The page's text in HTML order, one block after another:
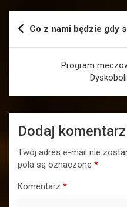
Nawigacja
wpisu
Co z nami będzie gdy
Program
Dodaj komentarz
Twój adres e-mail nie
pola są oznaczone *
Komentarz *